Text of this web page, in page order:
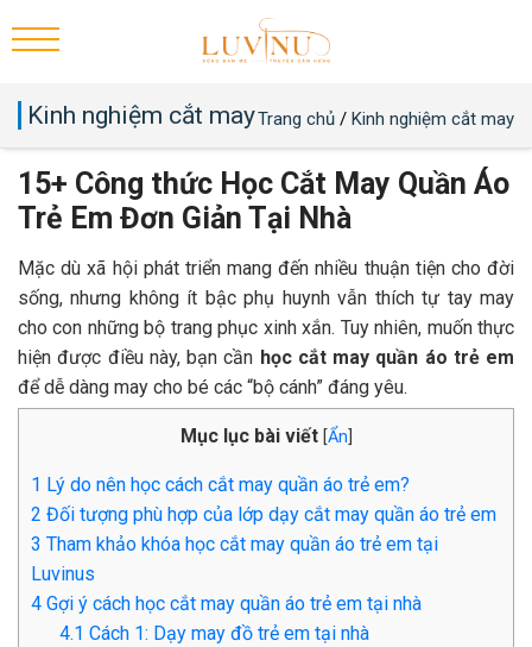
Kinh nghiệm cắt mayTrang chủ / Kinh nghiệm cắt may
15+ Công thức Học Cắt May Quần Áo
Trẻ Em Đơn Giản Tại Nhà
Mặc dù xã hội phát triển mang đến nhiều thuận tiện cho đời
sống, nhưng không ít bậc phụ huynh vẫn thích tự tay may
cho con những bộ trang phục xinh xắn. Tuy nhiên, muốn thực
hiện được điều này, bạn cần học cắt may quần áo trẻ em
để dễ dàng may cho bé các “bộ cánh” đáng yêu.
Mục lục bài viết [Ẩn
1 Lý do nên học cách cắt may quần áo trẻ em?
2 Đối tượng phù hợp của lớp dạy cắt may quần áo trẻ em
3 Tham khảo khóa học cắt may quần áo trẻ em tại
Luvinus
4 Gợi ý cách học cắt may quần áo trẻ em tại nhà
4.1 Cách 1: Dạy may đồ trẻ em tại nhà